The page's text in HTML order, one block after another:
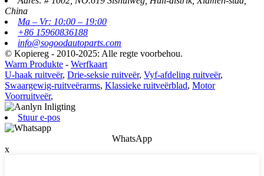
China
Ma – Vr: 10:00 – 19:00
+86 15960836188
info@sogoodautoparts.com
© Kopiereg - 2010-2025: Alle regte voorbehou.
Warm Produkte - Werfkaart
U-haak ruitveër, Drie-seksie ruitveër, Vyf-afdeling ruitveër,
Swaargewig-ruitveërarms, Klassieke ruitveërblad, Motor
Voorruitveër,
Stuur e-pos
WhatsApp
x